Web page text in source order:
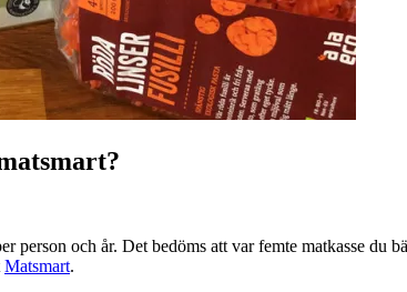
person och år. Det bedöms att var femte matkasse
Matsmart.